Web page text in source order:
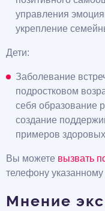
управления
укрепление
Дети:
Заболевание
подростковом
себя образование
создание
примеров
Вы можете вызвать
телефону указанному
Мнение